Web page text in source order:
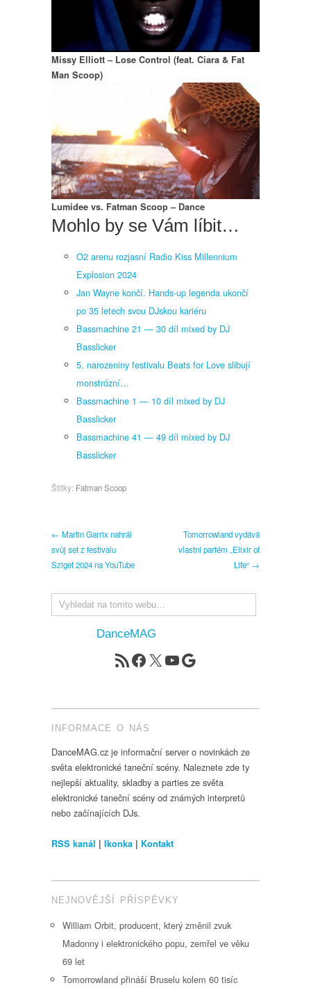
Missy Elliott – Lose Control (feat. Ciara & Fat
Man Scoop)
Lumidee vs. Fatman Scoop – Dance
Mohlo by se Vám líbit…
O2 arenu rozjasní Radio Kiss Millennium
Explosion 2024
Jan Wayne končí. Hands-up legenda ukončí
po 35 letech svou DJskou kariéru
Bassmachine 21 — 30 díl mixed by DJ
Basslicker
5. narozeniny festivalu Beats for Love slibují
monstrózní…
Bassmachine 1 — 10 díl mixed by DJ
Basslicker
Bassmachine 41 — 49 díl mixed by DJ
Basslicker
Štítky: Fatman Scoop
← Martin Garrix nahrál
svůj set z festivalu
Sziget 2024 na YouTube
Tomorrowland vydává
vlastní parfém „Elixir of
Life“ →
DanceMAG
RSS zdrojFacebook
X YouTube
Google
INFORMACE O NÁS
DanceMAG.cz je informační server o novinkách ze
světa elektronické taneční scény. Naleznete zde ty
nejlepší aktuality, skladby a parties ze světa
elektronické taneční scény od známých interpretů
nebo začínajících DJs.
RSS kanál | Ikonka | Kontakt
NEJNOVĚJŠÍ PŘÍSPĚVKY
William Orbit, producent, který změnil zvuk
Madonny i elektronického popu, zemřel ve věku
69 let
Tomorrowland přináší Bruselu kolem 60 tisíc